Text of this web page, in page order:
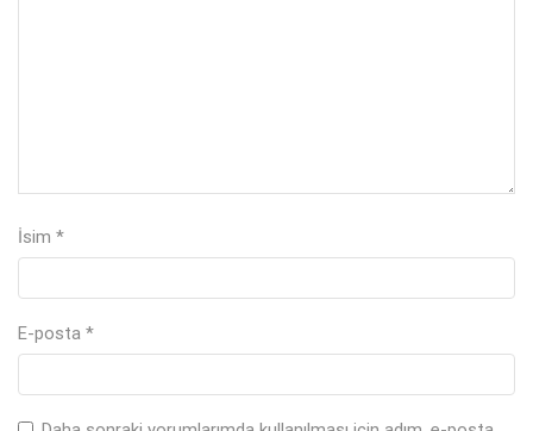
İsim *
E-posta *